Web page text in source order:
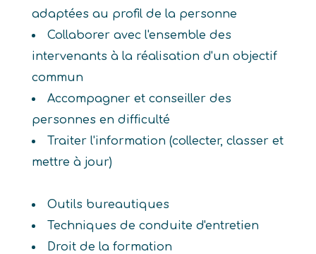
adaptées au profil de la personne
Collaborer avec l'ensemble des
intervenants à la réalisation d'un objectif
commun
Accompagner et conseiller des
personnes en difficulté
Traiter l'information (collecter, classer et
mettre à jour)
Outils bureautiques
Techniques de conduite d'entretien
Droit de la formation